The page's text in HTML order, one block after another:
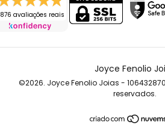
avaliações reais
Joyce Fenolio
©2026. Joyce Fenolio Joias -
reservados.